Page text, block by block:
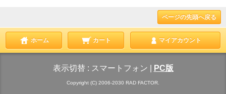
ページの先頭へ戻る
ホーム カート マイアカウント
表示切替 : スマートフォン PC版
Copyright (C) 2006-2030 RAD FACTOR.